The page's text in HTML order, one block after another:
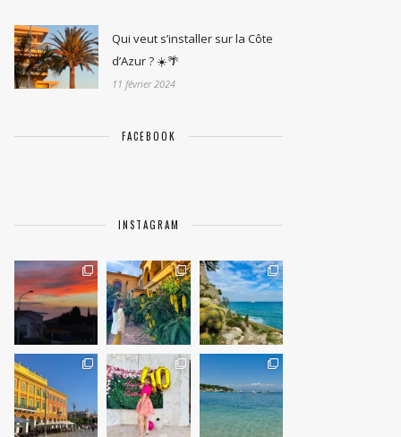
Qui veut s’installer sur la Côte
d’Azur ? ☀️🌴
11 février 2024
FACEBOOK
INSTAGRAM